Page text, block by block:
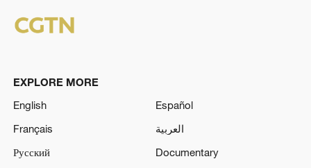
EXPLORE MORE
English
Español
Français
العربية
Русский
Documentary